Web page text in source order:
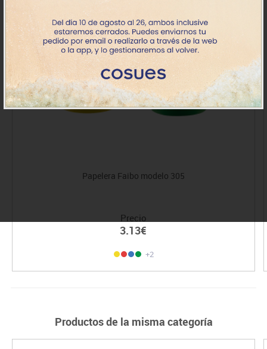
Papelera Faibo modelo 305
Precio
3.13€
+2
Productos de la misma categoría